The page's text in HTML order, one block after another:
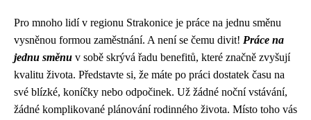
Pro mnoho lidí v regionu Strakonice je práce na jednu směnu
vysněnou formou zaměstnání. A není se čemu divit! Práce na
jednu směnu v sobě skrývá řadu benefitů, které značně zvyšují
kvalitu života. Představte si, že máte po práci dostatek času na
své blízké, koníčky nebo odpočinek. Už žádné noční vstávání,
žádné komplikované plánování rodinného života. Místo toho vás